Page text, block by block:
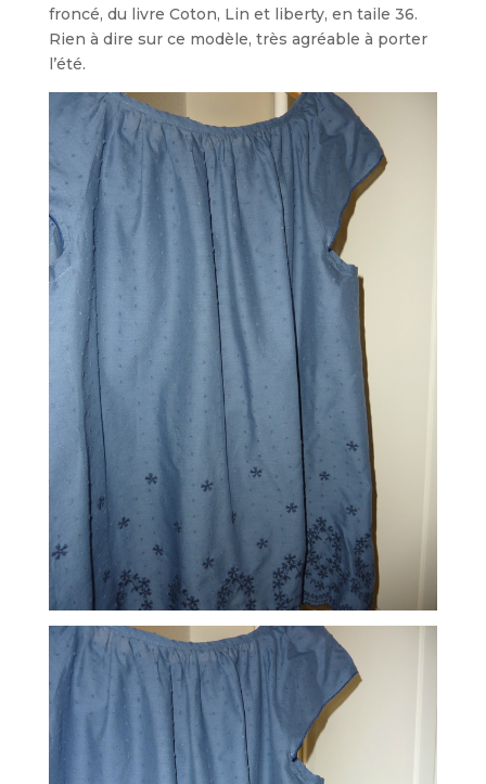
froncé, du livre Coton, Lin et liberty, en taile 36.
Rien à dire sur ce modèle, très agréable à porter
l’été.